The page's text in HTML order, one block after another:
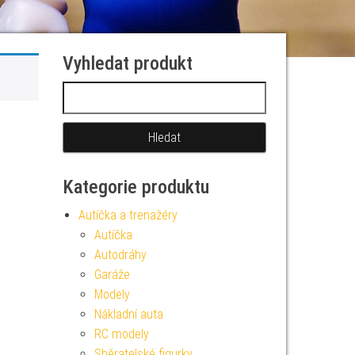
Vyhledat produkt
Kategorie produktu
Autíčka a trenažéry
Autíčka
Autodráhy
Garáže
Modely
Nákladní auta
RC modely